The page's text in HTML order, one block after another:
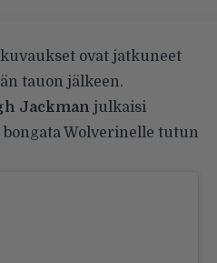
ovat jatkuneet
tauon jälkeen.
Jackman julkaisi
Wolverinelle tutun